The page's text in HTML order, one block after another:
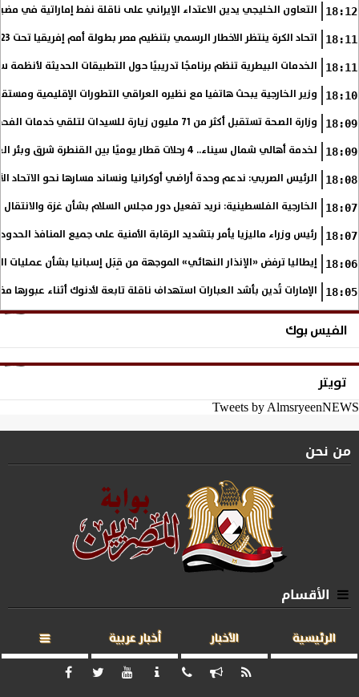
18:12 التعاون الخليجي يدين الاعتداء الإيراني على ناقلة نفط إماراتية في
18:11 اتحاد الكرة ينتظر الاخطار الرسمي بتنظيم مصر بطولة أمم إفريقيا تحت 23 عاما
18:11 الخدمات البيطرية تنظم برنامجًا تدريبيًا حول التطبيقات الحديثة لأنظمة
18:10 وزير الخارجية يبحث هاتفيا مع نظيره العراقي التطورات الإقليمية
18:09 وزارة الصحة تستقبل أكثر من 71 مليون زيارة للسيدات لتلقي خدمات الفحص والتوعية
18:09 لخدمة أهالي شمال سيناء.. 4 رحلات قطار يوميًا بين القنطرة شرق وبئر العبد
18:08 الرئيس الصربي: ندعم وحدة أراضي أوكرانيا ونساند مسارها نحو الاتحاد
18:07 الخارجية الفلسطينية: نريد تفعيل دور مجلس السلام بشأن غزة
18:07 رئيس وزراء ماليزيا يأمر بتشديد الرقابة الأمنية على جميع المنافذ
18:06 إيطاليا ترفض «الإنذار النهائي» الموجهة من قِبَل إسبانيا بشأن عمليات
18:05 الإمارات تُدين بأشد العبارات استهداف ناقلة تابعة لأدنوك أثناء عبورها
الفيس بوك
تويتر
Tweets by AlmsryeenNEWS
من نحن
الأقسام
الرئيسية الأخبار أخبار عربية